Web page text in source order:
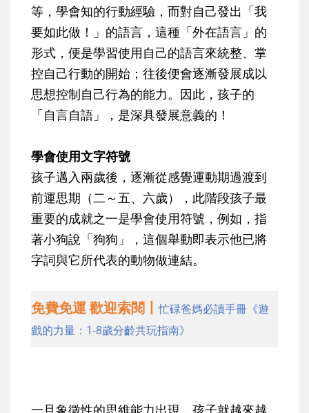
等，學會知的行動經驗，而對自己發出「我
要如此做！」的語言，這種「外在語言」的
形式，便是學習使用自己的語言來統整、掌
控自己行動的開始；往後便會逐漸發展成以
思想控制自己行為的能力。因此，孩子的
「自言自語」，是深具發展意義的！
學會使用文字符號
孩子邁入兩歲後，逐漸從感覺運動期過渡到
前運思期（二～五、六歲），此階段孩子最
重要的成就之一是學會使用符號，例如，指
著小狗說「狗狗」，這個舉動即表示他已將
字詞與它所代表的動物做連結。
免費免運 歡迎索閱丨忙碌爸媽必讀手冊《遊
戲的力量：1-8歲分齡共玩指南》
一旦象徵性的思維能力出現，孩子就越來越